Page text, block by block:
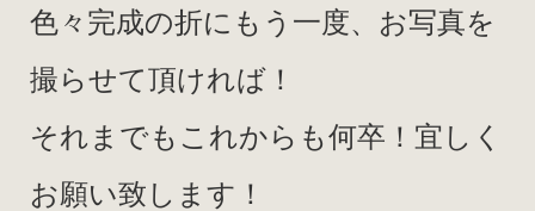
色々完成の折にもう一度、お写真を
撮らせて頂ければ！
それまでもこれからも何卒！宜しく
お願い致します！